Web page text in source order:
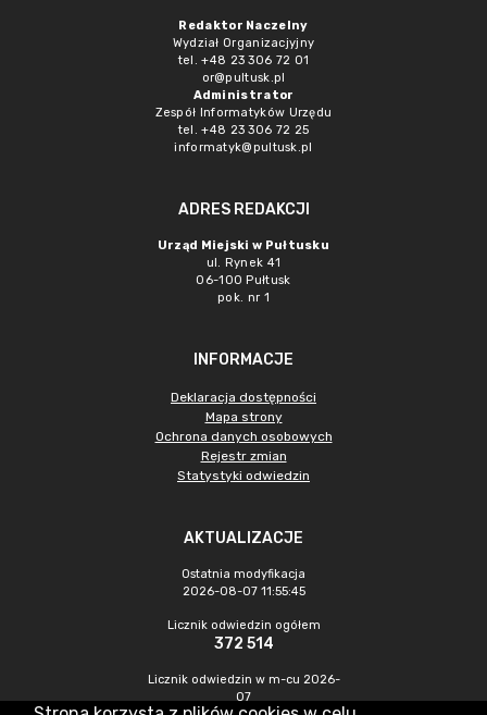
Redaktor Naczelny
Wydział Organizacjyjny
tel. +48 23 306 72 01
or@pultusk.pl
Administrator
Zespół Informatyków Urzędu
tel. +48 23 306 72 25
informatyk@pultusk.pl
ADRES REDAKCJI
Urząd Miejski w Pułtusku
ul. Rynek 41
06-100 Pułtusk
pok. nr 1
INFORMACJE
Deklaracja dostępności
Mapa strony
Ochrona danych osobowych
Rejestr zmian
Statystyki odwiedzin
AKTUALIZACJE
Ostatnia modyfikacja
2026-08-07 11:55:45
Licznik odwiedzin ogółem
372 514
Licznik odwiedzin w m-cu 2026-
07